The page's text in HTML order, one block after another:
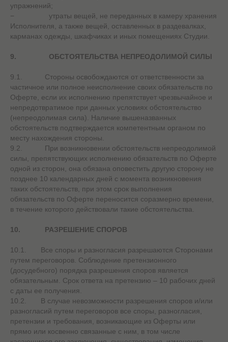
упражнений;
− утраты вещей, не переданных в камеру хранения
Исполнителя, а также вещей, оставленных в раздевалках,
карманах одежды, шкафчиках и иных помещениях Студии.
9. ОБСТОЯТЕЛЬСТВА НЕПРЕОДОЛИМОЙ СИЛЫ
9.1. Стороны освобождаются от ответственности за
частичное или полное неисполнение своих обязательств по
Оферте, если их исполнению препятствует чрезвычайное и
непредотвратимое при данных условиях обстоятельство
(непреодолимая сила). Наличие вышеназванных
обстоятельств подтверждается компетентным органом по
месту нахождения стороны.
9.2. При возникновении обстоятельств непреодолимой
силы, препятствующих исполнению обязательств по Оферте
одной из сторон, она обязана оповестить другую сторону не
позднее 10 календарных дней с момента возникновения
таких обстоятельств, при этом срок выполнения
обязательств по Оферте переносится соразмерно времени,
в течение которого действовали такие обстоятельства.
10. РАЗРЕШЕНИЕ СПОРОВ
10.1. Все споры и разногласия разрешаются Сторонами
путем переговоров. Соблюдение претензионного
(досудебного) порядка разрешения споров является
обязательным. Срок ответа на претензию – 10 рабочих дней
с даты ее получения.
10.2. В случае невозможности разрешения споров и/или
разногласий путем переговоров все споры, разногласия,
претензии и требования, возникающие из Оферты или
прямо или косвенно связанные с ним, в том числе